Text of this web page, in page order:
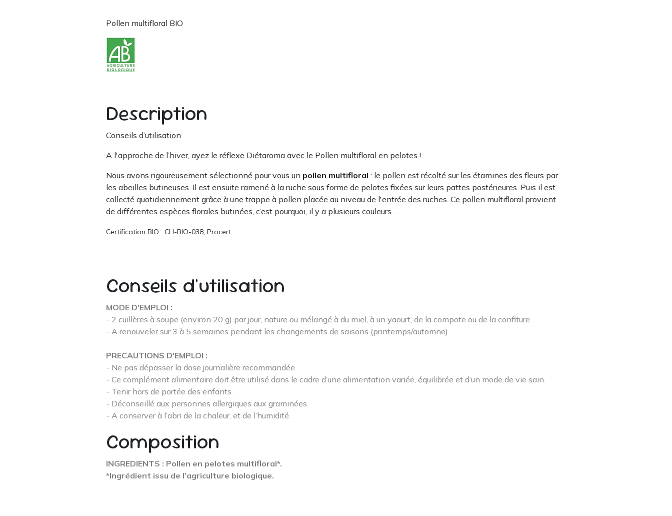
Pollen multifloral BIO
Description
Conseils d’utilisation
A l'approche de l’hiver, ayez le réflexe Diétaroma avec le Pollen multifloral en pelotes !
Nous avons rigoureusement sélectionné pour vous un pollen multifloral : le pollen est récolté sur les étamines des fleurs par
les abeilles butineuses. Il est ensuite ramené à la ruche sous forme de pelotes fixées sur leurs pattes postérieures. Puis il est
collecté quotidiennement grâce à une trappe à pollen placée au niveau de l'entrée des ruches. Ce pollen multifloral provient
de différentes espèces florales butinées, c’est pourquoi, il y a plusieurs couleurs…
Certification BIO : CH-BIO-038, Procert
Conseils d'utilisation
MODE D'EMPLOI :
- 2 cuillères à soupe (environ 20 g) par jour, nature ou mélangé à du miel, à un yaourt, de la compote ou de la confiture.
- A renouveler sur 3 à 5 semaines pendant les changements de saisons (printemps/automne).
PRECAUTIONS D'EMPLOI :
- Ne pas dépasser la dose journalière recommandée.
- Ce complément alimentaire doit être utilisé dans le cadre d’une alimentation variée, équilibrée et d’un mode de vie sain.
- Tenir hors de portée des enfants.
- Déconseillé aux personnes allergiques aux graminées.
- A conserver à l’abri de la chaleur, et de l’humidité.
Composition
INGREDIENTS : Pollen en pelotes multifloral*.
*Ingrédient issu de l’agriculture biologique.